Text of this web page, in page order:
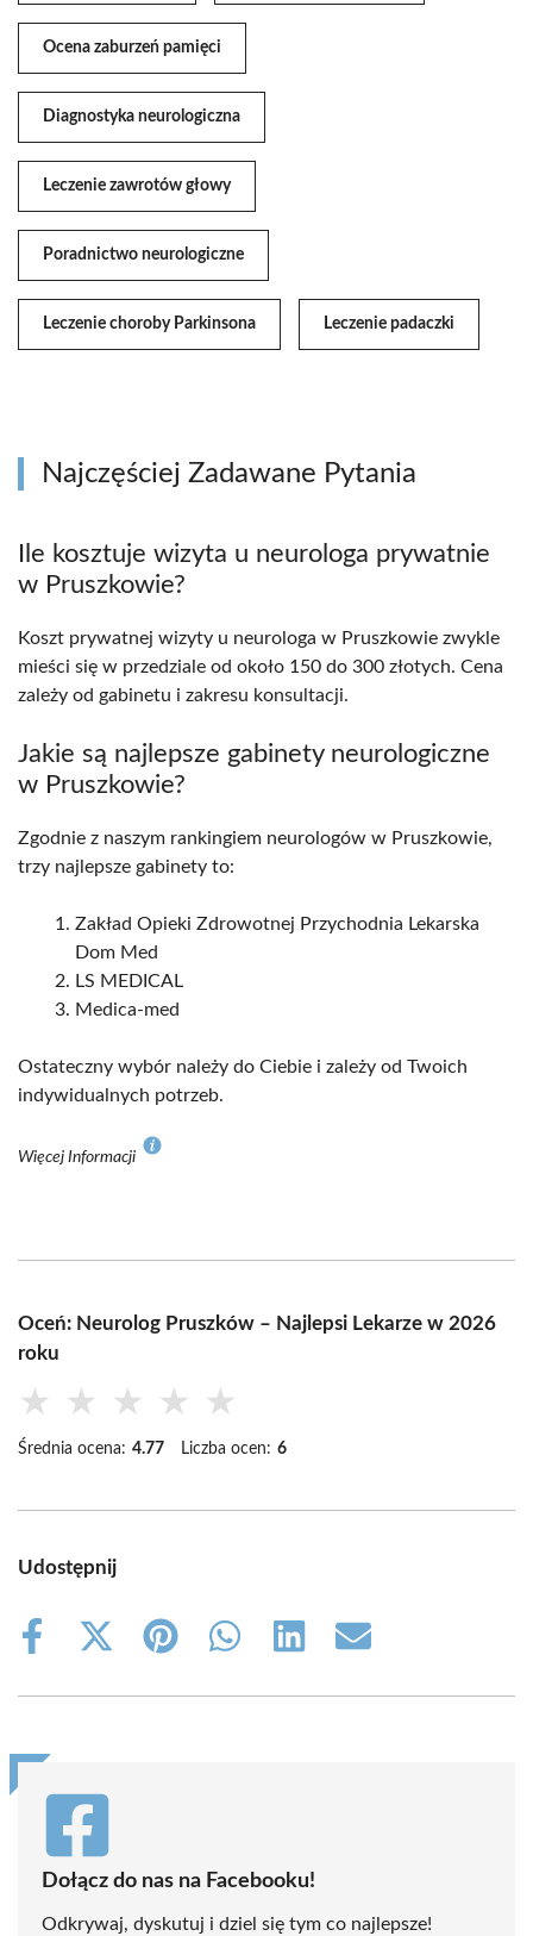
Ocena zaburzeń pamięci
Diagnostyka neurologiczna
Leczenie zawrotów głowy
Poradnictwo neurologiczne
Leczenie choroby Parkinsona Leczenie padaczki
Najczęściej Zadawane Pytania
Ile kosztuje wizyta u neurologa prywatnie
w Pruszkowie?
Koszt prywatnej wizyty u neurologa w Pruszkowie zwykle
mieści się w przedziale od około 150 do 300 złotych. Cena
zależy od gabinetu i zakresu konsultacji.
Jakie są najlepsze gabinety neurologiczne
w Pruszkowie?
Zgodnie z naszym rankingiem neurologów w Pruszkowie,
trzy najlepsze gabinety to:
Zakład Opieki Zdrowotnej Przychodnia Lekarska
Dom Med
LS MEDICAL
Medica-med
Ostateczny wybór należy do Ciebie i zależy od Twoich
indywidualnych potrzeb.
Więcej Informacji
Oceń: Neurolog Pruszków – Najlepsi Lekarze w 2026
roku
★ ★ ★ ★ ★
Średnia ocena: 4.77 Liczba ocen: 6
Udostępnij
Share
Share
(Twitter)
Share
Share
Share
Share
Dołącz do nas na Facebooku!
Odkrywaj, dyskutuj i dziel się tym co najlepsze!